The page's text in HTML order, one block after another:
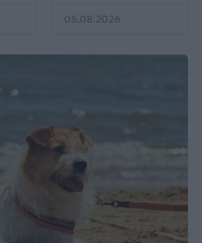
05.08.2026